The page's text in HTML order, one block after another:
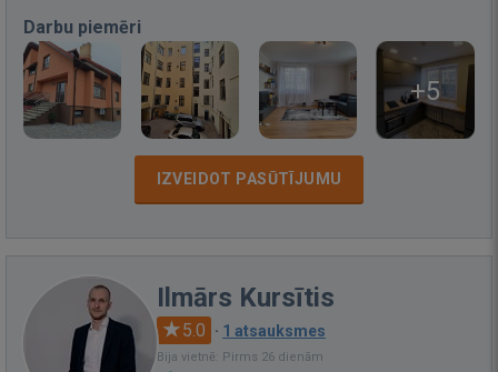
Darbu piemēri
+5
IZVEIDOT PASŪTĪJUMU
Ilmārs Kursītis
5.0 · 1 atsauksmes
Bija vietnē: Pirms 26 dienām